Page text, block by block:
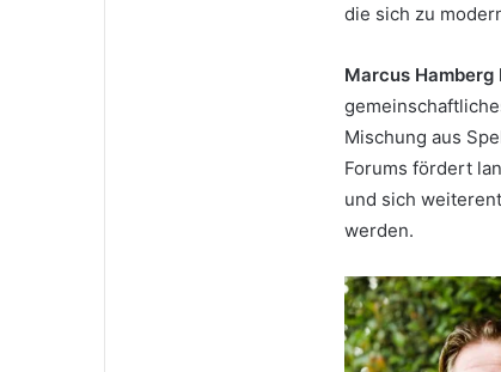
die sich zu
Marcus Hamberg
Mischung aus
Forums fördert
und sich
werden.